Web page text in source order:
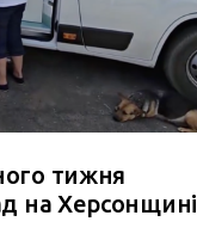
тижня
на Херсонщині